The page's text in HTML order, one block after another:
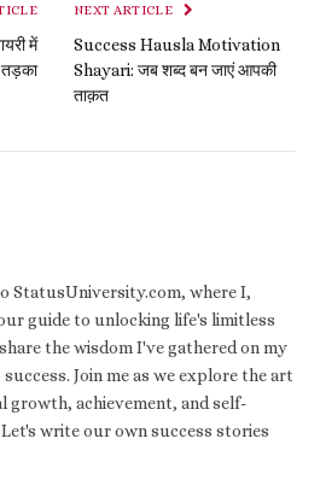
में
तड़का
NEXT ARTICLE
Success Hausla Motivation
Shayari: जब शब्द बन जाएं आपकी
ताक़त
StatusUniversity.com, where I,
guide to unlocking life's limitless
the wisdom I've gathered on my
Join me as we explore the art
growth, achievement, and self-
write our own success stories